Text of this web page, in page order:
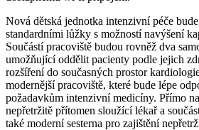
Nová dětská jednotka intenzivní péče
standardními lůžky s možností navýšení
Součástí pracoviště budou rovněž dva
umožňující oddělit pacienty podle jejich
rozšíření do současných prostor
modernější pracoviště, které bude lépe
požadavkům intenzivní medicíny. Přímo
nepřetržitě přítomen sloužící lékař a
také moderní sesterna pro zajištění